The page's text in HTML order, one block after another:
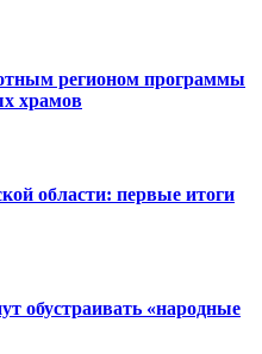
регионом программы
храмов
области: первые итоги
обустраивать «народные